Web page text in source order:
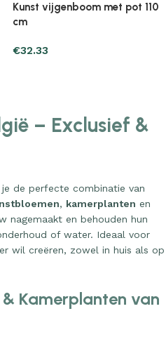
Kunst vijgenboom met pot 110
cm
€32.33
– Exclusief &
je de perfecte combinatie van
, kamerplanten en
nagemaakt en behouden hun
of water. Ideaal voor
wil creëren, zowel in huis als op
Kamerplanten van